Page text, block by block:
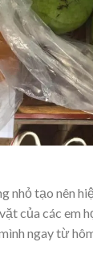
nhỏ tạo nên
của các em
ngay từ